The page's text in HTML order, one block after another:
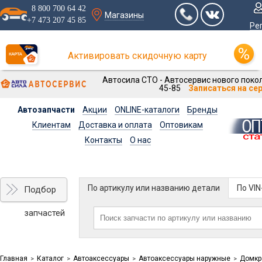
8 800 700 64 42
+7 473 207 45 85
Магазины
Активировать скидочную карту
Автосила СТО - Автосервис нового
45-85
Записаться на
Автозапчасти Акции ONLINE-каталоги
Бренды
Клиентам
Доставка и оплата
Оптовикам
Контакты
О нас
Подбор
запчастей
По артикулу или названию детали По
Главная > Каталог > Автоаксессуары > Автоаксессуары наружные >